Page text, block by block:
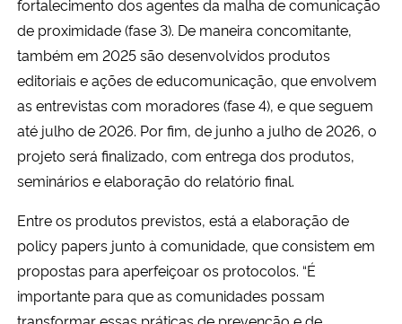
fortalecimento dos agentes da malha de comunicação
de proximidade (fase 3). De maneira concomitante,
também em 2025 são desenvolvidos produtos
editoriais e ações de educomunicação, que envolvem
as entrevistas com moradores (fase 4), e que seguem
até julho de 2026. Por fim, de junho a julho de 2026, o
projeto será finalizado, com entrega dos produtos,
seminários e elaboração do relatório final.
Entre os produtos previstos, está a elaboração de
policy papers junto à comunidade, que consistem em
propostas para aperfeiçoar os protocolos. “É
importante para que as comunidades possam